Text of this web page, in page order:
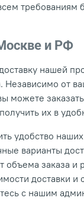
требованиям
и РФ
нашей
Независимо от
можете
их в
удобство
варианты
объема заказа и
доставки и
с нашим